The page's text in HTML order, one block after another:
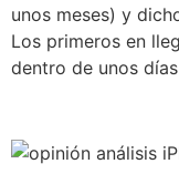
unos meses) y
Los primeros en
dentro de unos